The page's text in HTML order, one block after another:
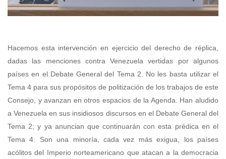
Hacemos esta intervención en ejercicio del derecho de réplica,
dadas las menciones contra Venezuela vertidas por algunos
países en el Debate General del Tema 2. No les basta utilizar el
Tema 4 para sus propósitos de politización de los trabajos de este
Consejo, y avanzan en otros espacios de la Agenda. Han aludido
a Venezuela en sus insidiosos discursos en el Debate General del
Tema 2; y ya anuncian que continuarán con esta prédica en el
Tema 4. Son una minoría, cada vez más exigua, los países
acólitos del Imperio norteamericano que atacan a la democracia